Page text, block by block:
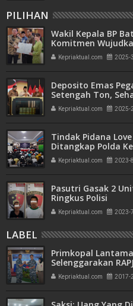
PILIHAN
Wakil Kepala BP
Komitmen
Transparan dan
Kepriaktual.com 2025-
Deposito Emas
Setengah Ton,
Bank Emas
Kepriaktual.com 2025-
Tindak Pidana
Ditangkap Polda
Kepriaktual.com 2023-
Pasutri Gasak 2
Ringkus Polisi
Kepriaktual.com 2023-
LABEL
Primkopal
Selenggarakan
Kepriaktual.com 2017-